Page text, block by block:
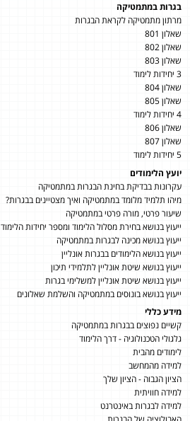
בגרות במתמטיקה
מרתון מתמטיקה לקראת הבגרות
שאלון 801
שאלון 802
שאלון 803
3 יחידות לימוד
שאלון 804
שאלון 805
4 יחידות לימוד
שאלון 806
שאלון 807
5 יחידות לימוד
יועץ הלימודים
עקרונות בבדיקת בחינת הבגרות במתמטיקה
מיהו תלמיד מלומד במתמטיקה ואיך מצטיינים בבגרות?
שיעור פרטי, מורה פרטי במתמטיקה
ייעוץ בנושא בחירת מסלול הלימוד ומספר יחידות הלימוד
ייעוץ בנושא מכינה לבגרות במתמטיקה
ייעוץ בנושא הלימודים בבגרות אונליין
ייעוץ בנושא שיטת אונליין לתלמידי תיכון
ייעוץ בנושא שיטת אונליין למשלימי בגרות
ייעוץ בנושא בונוסים במתמטיקה והשלמת שאלונים
מידע כללי
קשיים נפוצים בבגרות במתמטיקה
גלגולי הטכנולוגיה - דרך הלימוד
לימודים מהבית
למידה מהמחשב
הציון הגבוה - הציון שלך
למידה חוויתית
למידה לבגרות באינטרנט